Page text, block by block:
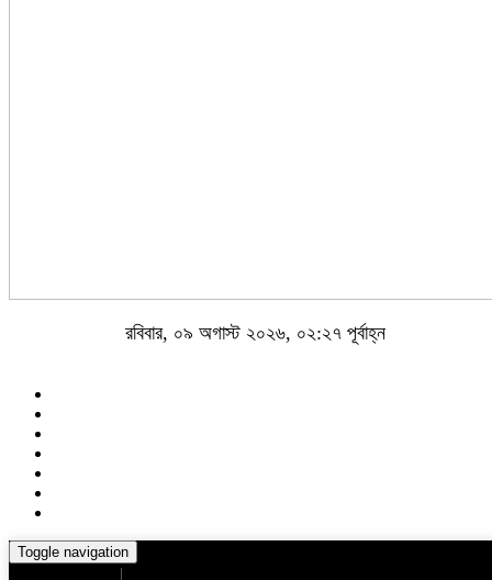
রবিবার, ০৯ অগাস্ট ২০২৬, ০২:২৭ পূর্বাহ্ন
Toggle navigation